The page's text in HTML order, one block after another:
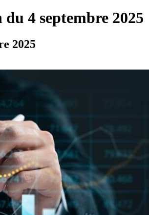
4 septembre 2025
2025